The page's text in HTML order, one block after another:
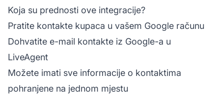
Koja su prednosti ove integracije?
Pratite kontakte kupaca u vašem Google računu
Dohvatite e-mail kontakte iz Google-a u
LiveAgent
Možete imati sve informacije o kontaktima
pohranjene na jednom mjestu